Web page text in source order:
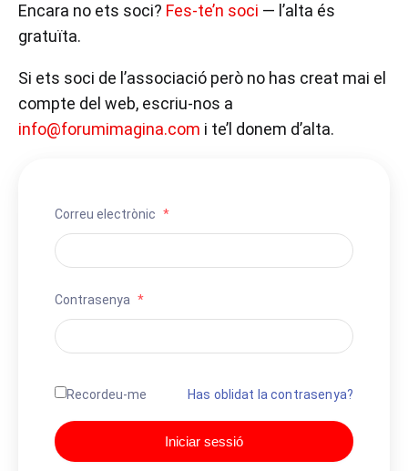
Encara no ets soci? Fes-te’n soci — l’alta és
gratuïta.
Si ets soci de l’associació però no has creat mai el
compte del web, escriu-nos a
info@forumimagina.com i te’l donem d’alta.
Correu electrònic *
Contrasenya *
Recordeu-me Has oblidat la contrasenya?
Iniciar sessió